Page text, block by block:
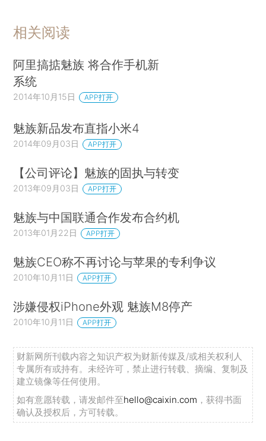
相关阅读
阿里搞掂魅族 将合作手机新
系统
2014年10月15日 APP打开
魅族新品发布直指小米4
2014年09月03日 APP打开
【公司评论】魅族的固执与转变
2013年09月03日 APP打开
魅族与中国联通合作发布合约机
2013年01月22日 APP打开
魅族CEO称不再讨论与苹果的专利争议
2010年10月11日 APP打开
涉嫌侵权iPhone外观 魅族M8停产
2010年10月11日 APP打开
财新网所刊载内容之知识产权为财新传媒及/或相关权利人
专属所有或持有。未经许可，禁止进行转载、摘编、复制及
建立镜像等任何使用。
如有意愿转载，请发邮件至hello@caixin.com ，获得书面
确认及授权后，方可转载。